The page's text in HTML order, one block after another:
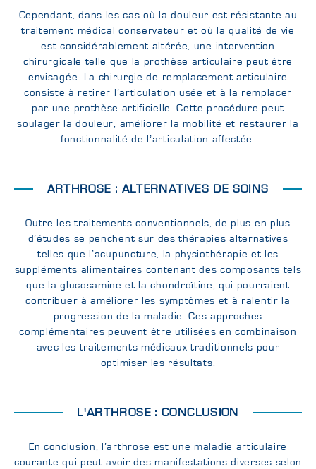
Cependant, dans les cas où la douleur est résistante au
traitement médical conservateur et où la qualité de vie
est considérablement altérée, une intervention
chirurgicale telle que la prothèse articulaire peut être
envisagée. La chirurgie de remplacement articulaire
consiste à retirer l’articulation usée et à la remplacer
par une prothèse artificielle. Cette procédure peut
soulager la douleur, améliorer la mobilité et restaurer la
fonctionnalité de l’articulation affectée.
ARTHROSE : ALTERNATIVES DE SOINS
Outre les traitements conventionnels, de plus en plus
d’études se penchent sur des thérapies alternatives
telles que l’acupuncture, la physiothérapie et les
suppléments alimentaires contenant des composants tels
que la glucosamine et la chondroïtine, qui pourraient
contribuer à améliorer les symptômes et à ralentir la
progression de la maladie. Ces approches
complémentaires peuvent être utilisées en combinaison
avec les traitements médicaux traditionnels pour
optimiser les résultats.
L'ARTHROSE : CONCLUSION
En conclusion, l’arthrose est une maladie articulaire
courante qui peut avoir des manifestations diverses selon